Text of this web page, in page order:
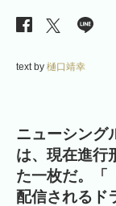
text by 樋口靖幸
ニューシング
は、現在進行
た一枚だ。「
配信されるド